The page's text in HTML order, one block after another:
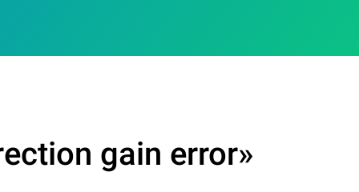
gain error»